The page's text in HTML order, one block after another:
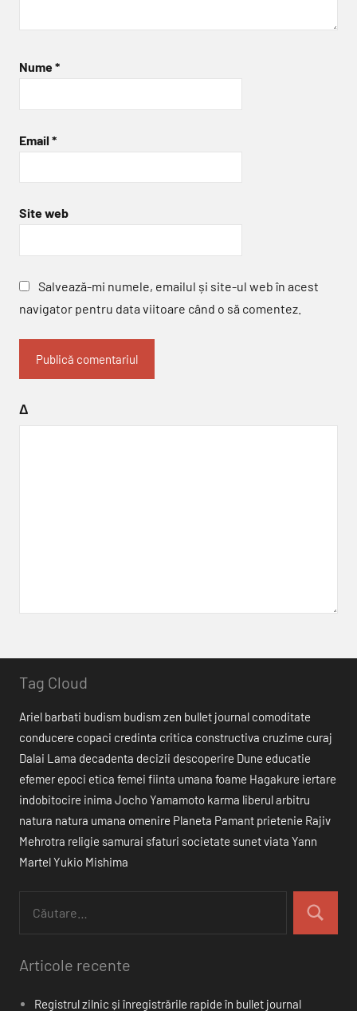
Nume*
Email *
Site web
Salvează-mi numele, emailul și site-ul web în acest
navigator pentru data viitoare când o să comentez.
Δ
Tag Cloud
Ariel barbati budism budism zen bullet journal comoditate
conducere copaci credinta critica constructiva cruzime curaj
Dalai Lama decadenta decizii descoperire Dune educatie
efemer epoci etica femei fiinta umana foame Hagakure iertare
indobitocire inima Jocho Yamamoto karma liberul arbitru
natura natura umana omenire Planeta Pamant prietenie Rajiv
Mehrotra religie samurai sfaturi societate sunetviata Yann
MartelYukio Mishima
Articole recente
Registrul zilnic și înregistrările rapide în bullet journal